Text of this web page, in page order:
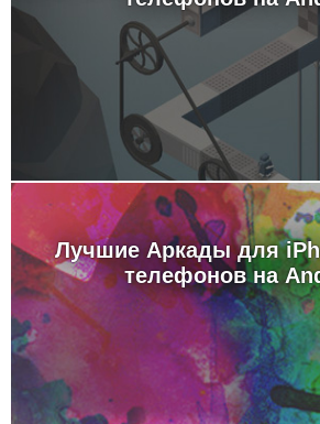
Лучшие Аркады для
телефонов на